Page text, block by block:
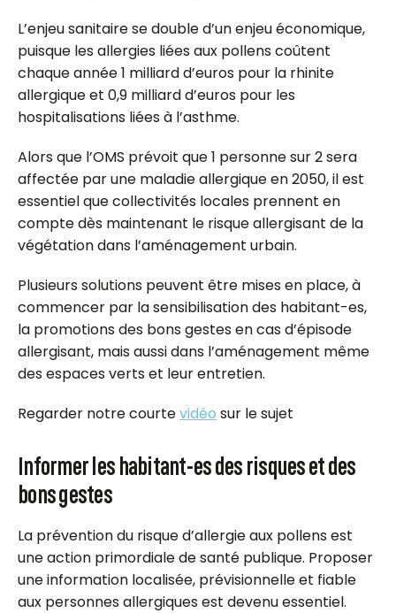
L’enjeu sanitaire se double d’un enjeu économique,
puisque les allergies liées aux pollens coûtent
chaque année 1 milliard d’euros pour la rhinite
allergique et 0,9 milliard d’euros pour les
hospitalisations liées à l’asthme.
Alors que l’OMS prévoit que 1 personne sur 2 sera
affectée par une maladie allergique en 2050, il est
essentiel que collectivités locales prennent en
compte dès maintenant le risque allergisant de la
végétation dans l’aménagement urbain.
Plusieurs solutions peuvent être mises en place, à
commencer par la sensibilisation des habitant-es,
la promotions des bons gestes en cas d’épisode
allergisant, mais aussi dans l’aménagement même
des espaces verts et leur entretien.
Regarder notre courtevidéo sur le sujet
Informer les habitant-es des risques et des
bons gestes
La prévention du risque d’allergie aux pollens est
une action primordiale de santé publique. Proposer
une information localisée, prévisionnelle et fiable
aux personnes allergiques est devenu essentiel.